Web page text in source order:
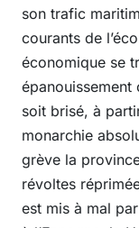
son trafic
courants de
économique se
épanouissement
soit brisé, à
monarchie
grève la
révoltes
est mis à mal